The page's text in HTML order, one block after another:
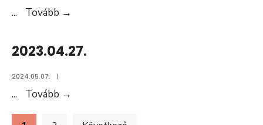
... Tovább →
2023.04.27.
2024.05.07. |
... Tovább →
Bejegyzések